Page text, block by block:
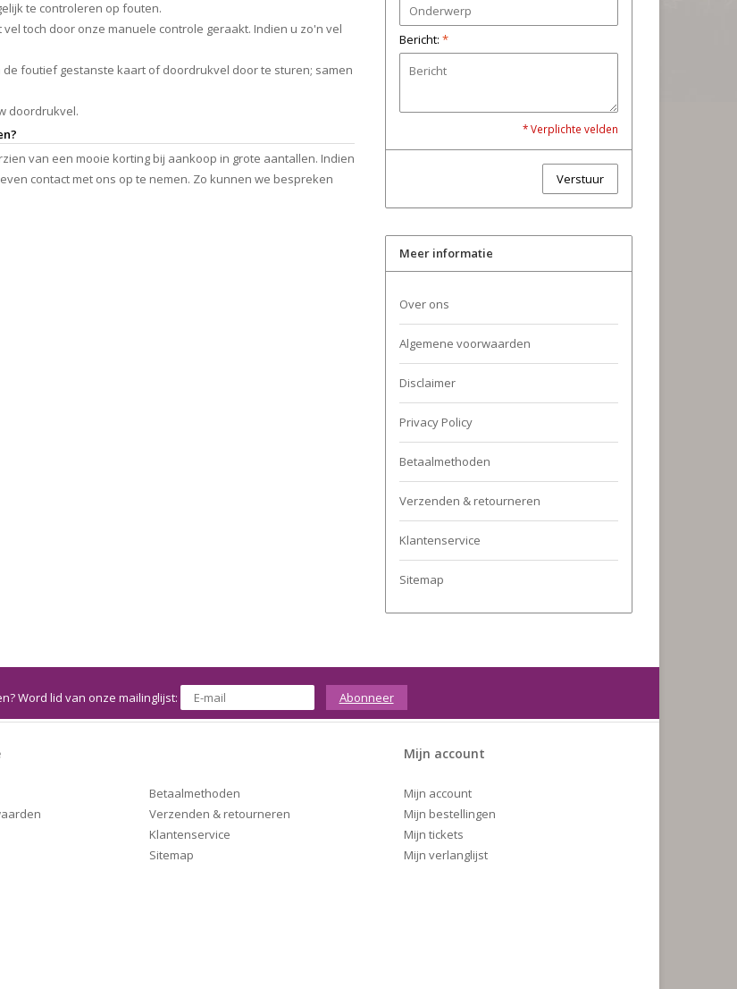
te controleren op fouten.
toch door onze manuele controle geraakt. Indien u zo'n vel
foutief gestanste kaart of doordrukvel door te sturen; samen
doordrukvel.
van een mooie korting bij aankoop in grote aantallen. Indien
contact met ons op te nemen. Zo kunnen we bespreken
Bericht: *
* Verplichte velden
Verstuur
Meer informatie
Over ons
Algemene voorwaarden
Disclaimer
Privacy Policy
Betaalmethoden
Verzenden & retourneren
Klantenservice
Sitemap
Word lid van onze mailinglijst: Abonneer
Betaalmethoden
Verzenden & retourneren
Klantenservice
Sitemap
Mijn account
Mijn account
Mijn bestellingen
Mijn tickets
Mijn verlanglijst